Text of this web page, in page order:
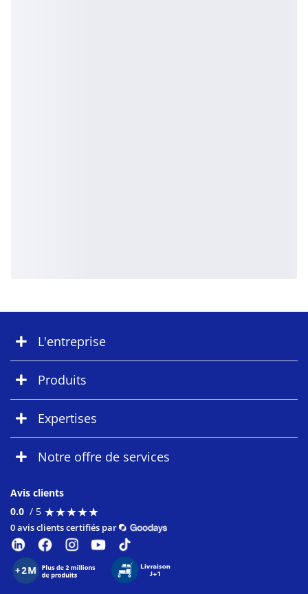
L'entreprise
Produits
Expertises
Notre offre de services
Avis clients
0.0 / 5 ★★★★★
★★★★★
0 avis clients certifiés par